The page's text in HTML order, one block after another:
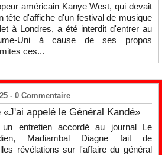
américain Kanye West, qui devait
tête d'affiche d'un festival de musique
à Londres, a été interdit d'entrer au
Uni à cause de ses propos
ces...
- 0 Commentaire
«J'ai appelé le Général Kandé»
un entretien accordé au journal Le
Madiambal Diagne fait de
révélations sur l'affaire du général